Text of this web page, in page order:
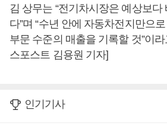
김 상무는 “전기차시장은 예상보다
다”며 “수년 안에 자동차전지만으
부문 수준의 매출을 기록할 것”이
스포스트 김용원 기자]
인기기사